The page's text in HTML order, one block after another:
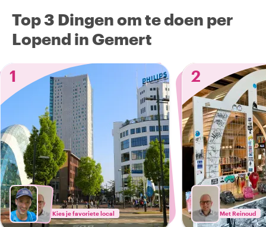
Top 3 Dingen om te doen per
Lopend in Gemert
1
Kies je favoriete local
2
Met Reinoud